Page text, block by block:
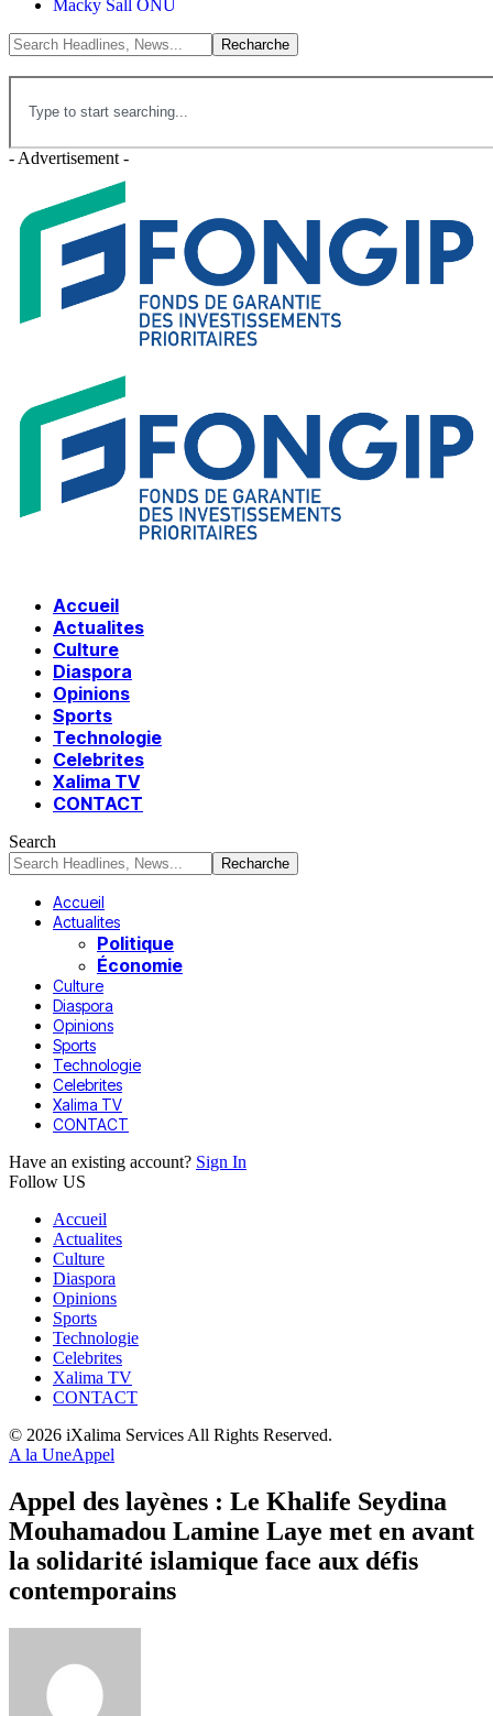
Macky Sall ONU
- Advertisement -
Accueil
Actualites
Culture
Diaspora
Opinions
Sports
Technologie
Celebrites
Xalima TV
CONTACT
Search
Accueil
Actualites
Politique
Économie
Culture
Diaspora
Opinions
Sports
Technologie
Celebrites
Xalima TV
CONTACT
Have an existing account? Sign In
Follow US
Accueil
Actualites
Culture
Diaspora
Opinions
Sports
Technologie
Celebrites
Xalima TV
CONTACT
© 2026 iXalima Services All Rights Reserved.
A la UneAppel
Appel des layènes : Le Khalife Seydina
Mouhamadou Lamine Laye met en avant
la solidarité islamique face aux défis
contemporains